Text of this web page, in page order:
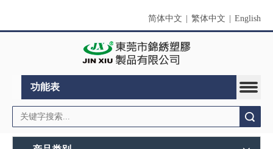
简体中文 繁体中文 English
功能表